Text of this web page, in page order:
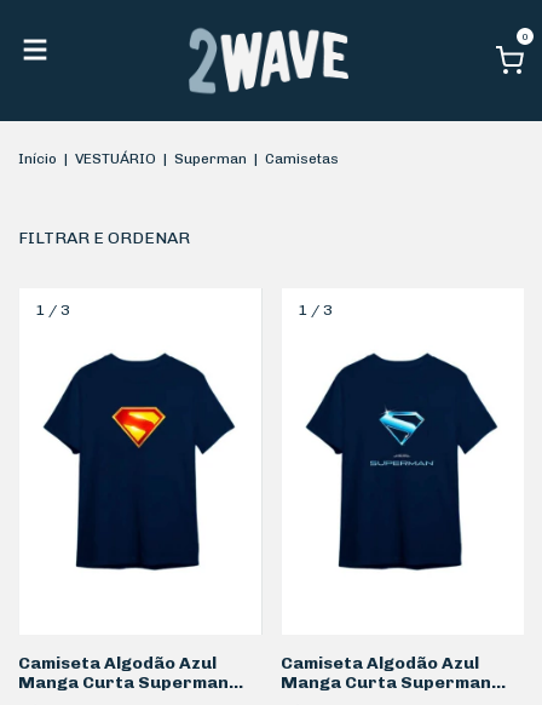
0
Início | VESTUÁRIO | Superman | Camisetas
FILTRAR E ORDENAR
1 / 3
Camiseta Algodão Azul
Manga Curta Superman
1/ 3
Camiseta Algodão Azul
Manga Curta Superman